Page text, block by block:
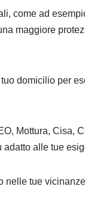
come ad
maggiore
domicilio per
Mottura, Cisa,
alle tue
nelle tue